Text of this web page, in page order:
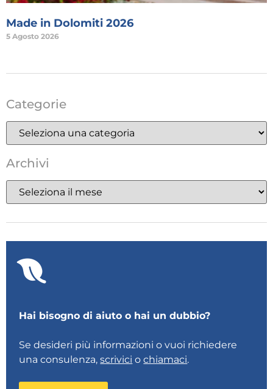
Made in Dolomiti 2026
5 Agosto 2026
Categorie
Archivi
Hai bisogno di aiuto o hai un dubbio?
Se desideri più informazioni o vuoi richiedere
una consulenza,scrivici ochiamaci.